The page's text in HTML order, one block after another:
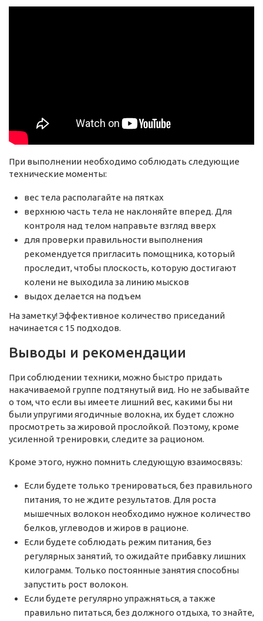
При выполнении необходимо соблюдать следующие
технические моменты:
вес тела располагайте на пятках
верхнюю часть тела не наклоняйте вперед. Для
контроля над телом направьте взгляд вверх
для проверки правильности выполнения
рекомендуется пригласить помощника, который
проследит, чтобы плоскость, которую достигают
колени не выходила за линию мысков
выдох делается на подъем
На заметку! Эффективное количество приседаний
начинается с 15 подходов.
Выводы и рекомендации
При соблюдении техники, можно быстро придать
накачиваемой группе подтянутый вид. Но не забывайте
о том, что если вы имеете лишний вес, какими бы ни
были упругими ягодичные волокна, их будет сложно
просмотреть за жировой прослойкой. Поэтому, кроме
усиленной тренировки, следите за рационом.
Кроме этого, нужно помнить следующую взаимосвязь:
Если будете только тренироваться, без правильного
питания, то не ждите результатов. Для роста
мышечных волокон необходимо нужное количество
белков, углеводов и жиров в рационе.
Если будете соблюдать режим питания, без
регулярных занятий, то ожидайте прибавку лишних
килограмм. Только постоянные занятия способны
запустить рост волокон.
Если будете регулярно упражняться, а также
правильно питаться, без должного отдыха, то знайте,